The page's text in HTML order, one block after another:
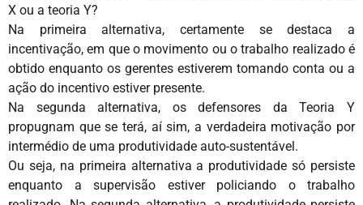
X ou a teoria Y?
Na primeira alternativa, certamente se destaca a
incentivação, em que o movimento ou o trabalho realizado é
obtido enquanto os gerentes estiverem tomando conta ou a
ação do incentivo estiver presente.
Na segunda alternativa, os defensores da Teoria Y
propugnam que se terá, aí sim, a verdadeira motivação por
intermédio de uma produtividade auto-sustentável.
Ou seja, na primeira alternativa a produtividade só persiste
enquanto a supervisão estiver policiando o trabalho